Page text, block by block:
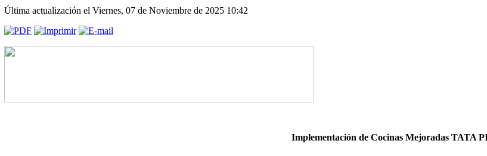
Última actualización el Viernes, 07 de Noviembre de 2025 10:42
Implementación de Cocinas Mejoradas TATA